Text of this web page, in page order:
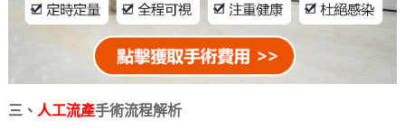
三、 人工流產手術流程解析